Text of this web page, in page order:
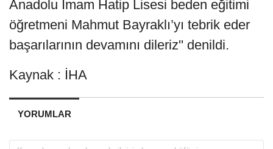
Anadolu İmam Hatip Lisesi beden eğitimi
öğretmeni Mahmut Bayraklı’yı tebrik eder
başarılarının devamını dileriz'' denildi.
Kaynak : İHA
YORUMLAR